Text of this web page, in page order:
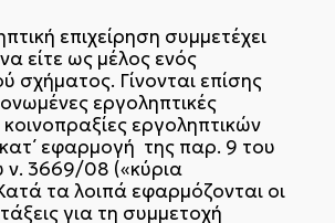
επιχείρηση συμμετέχει
είτε ως μέλος ενός
σχήματος. Γίνονται επίσης
εργοληπτικές
κοινοπραξίες εργοληπτικών
εφαρμογή της παρ. 9 του
ν. 3669/08 («κύρια
τα λοιπά εφαρμόζονται οι
για τη συμμετοχή